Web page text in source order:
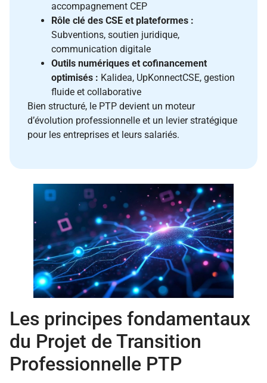
accompagnement CEP
Rôle clé des CSE et plateformes :
Subventions, soutien juridique,
communication digitale
Outils numériques et cofinancement
optimisés : Kalidea, UpKonnectCSE, gestion
fluide et collaborative
Bien structuré, le PTP devient un moteur
d’évolution professionnelle et un levier stratégique
pour les entreprises et leurs salariés.
Les principes fondamentaux
du Projet de Transition
Professionnelle PTP